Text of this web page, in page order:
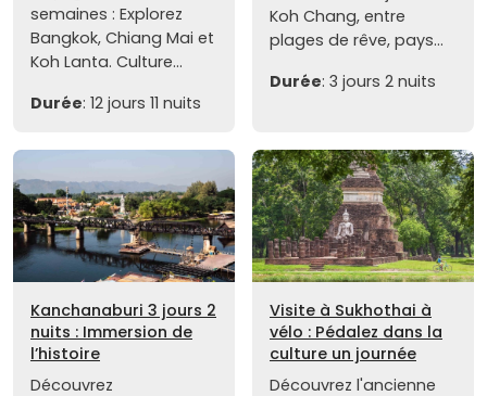
semaines : Explorez
Bangkok, Chiang Mai et
Koh Lanta. Culture...
Durée: 12 jours 11 nuits
Koh Chang, entre
plages de rêve, pays...
Durée: 3 jours 2 nuits
Kanchanaburi 3 jours 2
nuits : Immersion de
l’histoire
Découvrez
Visite à Sukhothai à
vélo : Pédalez dans la
culture un journée
Découvrez l'ancienne